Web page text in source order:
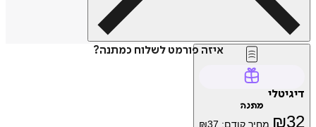
איזה פורמט לשלוח כמתנה?
₪ מחיר קודם: ₪37